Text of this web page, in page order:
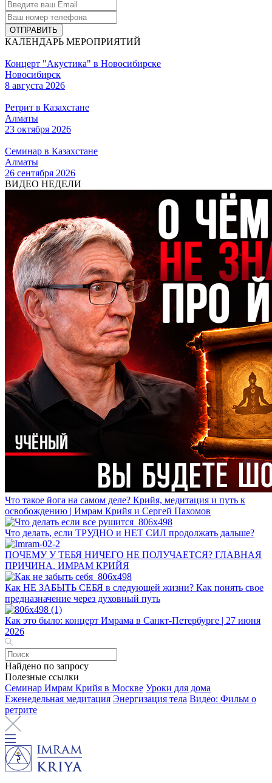
ОТПРАВИТЬ
КАЛЕНДАРЬ МЕРОПРИЯТИЙ
Концерт "Акустика" в Новосибирске
Новосибирск
8 августа 2026
Ретрит в Казахстане
Алматы
23 октября 2026
Семинар в Казахстане
Алматы
26 сентября 2026
ВИДЕО НЕДЕЛИ
Что такое йога на самом деле? Крийя, медитация и путь к
освобождению | Имрам Крийя и Сергей Пахомов
Что делать, если ТРУДНО и НЕТ СИЛ продолжать дальше?
ПОЧЕМУ У ТЕБЯ НИЧЕГО НЕ ПОЛУЧАЕТСЯ? ГЛАВНАЯ
ПРИЧИНА. ИМРАМ КРИЙЯ
Как НЕ ЗАБЫТЬ СЕБЯ в следующей жизни? Как понять свое
предназначение через духовный путь
Как это было: концерт Имрама в Санкт-Петербурге | 27 июня
2026
Найдено по запросу
Полезные ссылки
Семинар Имрам Крийя в Москве Уроки для дома
Еженедельная медитация Энергизация тела Видео: Фильм о
ретрите